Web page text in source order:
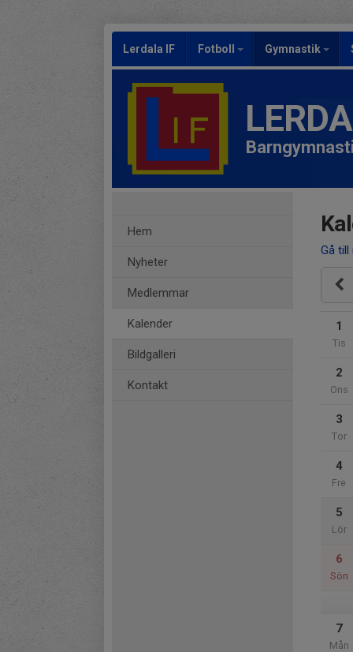
Lerdala IF Fotboll Gymnastik
Hem
Nyheter
Medlemmar
Kalender
Bildgalleri
Kontakt
Gå till
1
Tis
2
Ons
3
Tor
4
Fre
5
Lör
6
Sön
7
Mån